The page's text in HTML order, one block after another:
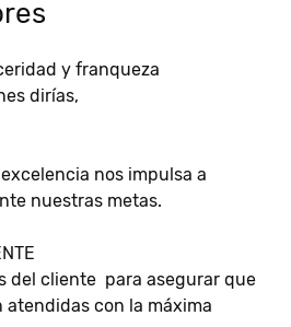
y franqueza
dirías,
nos impulsa a
nuestras metas.
del cliente para asegurar que
atendidas con la máxima